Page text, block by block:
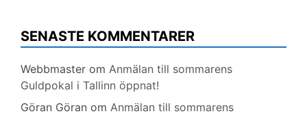
SENASTE KOMMENTARER
Webbmaster om Anmälan till sommarens
Guldpokal i Tallinn öppnat!
Göran Göran om Anmälan till sommarens